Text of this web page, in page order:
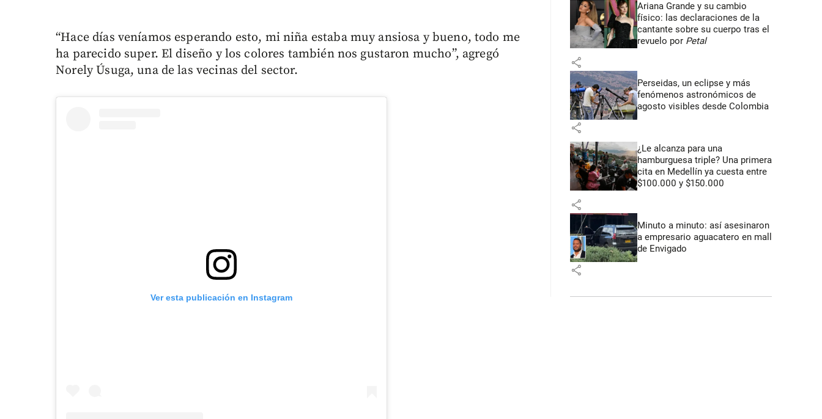
“Hace días veníamos esperando esto, mi niña estaba muy ansiosa y bueno, todo me
ha parecido super. El diseño y los colores también nos gustaron mucho”, agregó
Norely Úsuga, una de las vecinas del sector.
Ver esta publicación en Instagram
Ariana Grande y su cambio
físico: las declaraciones de la
cantante sobre su cuerpo tras el
revuelo por Petal
share
Perseidas, un eclipse y más
fenómenos astronómicos de
agosto visibles desde Colombia
share
¿Le alcanza para una
hamburguesa triple? Una primera
cita en Medellín ya cuesta entre
$100.000 y $150.000
share
Minuto a minuto: así asesinaron
a empresario aguacatero en mall
de Envigado
share